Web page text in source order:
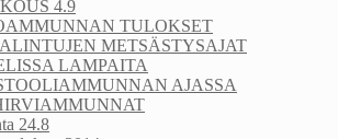
4.9
TULOKSET
METSÄSTYSAJAT
LAMPAITA
AJASSA
24.8